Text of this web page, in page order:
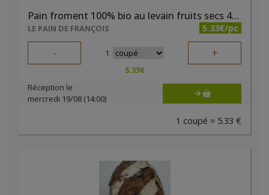
Pain froment 100% bio au levain fruits secs 400g
LE PAIN DE FRANÇOIS 5.33€/pc
- 1 +
5.33€
Réception le
mercredi 19/08 (14:00)
1 coupé = 5.33 €